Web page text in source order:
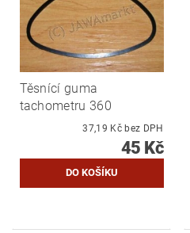
Těsnící guma
tachometru 360
37,19 Kč bez DPH
45 Kč